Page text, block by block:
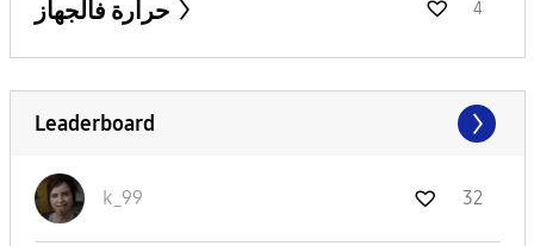
حرارة فالجهاز 4
Leaderboard
k_99 32